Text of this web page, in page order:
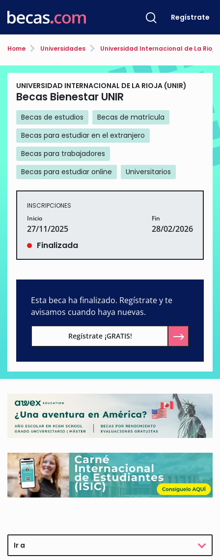
Regístrate
Home Universidades Universidad Internacional de La Rioja
UNIVERSIDAD INTERNACIONAL DE LA RIOJA (UNIR)
Becas Bienestar UNIR
Becas de estudios
Becas de matrícula
Becas para estudiar en el extranjero
Becas para trabajadores
Becas para estudiar online
Universitarios
INSCRIPCIONES
Inicio
27/11/2025
Fin
28/02/2026
Finalizada
Esta beca ha finalizado. Regístrate y te
avisamos cuando haya nuevas.
Regístrate ¡GRATIS!
Ir a